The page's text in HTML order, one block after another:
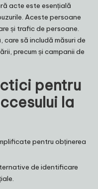
acte este esențială
Aceste persoane
și trafic de persoane.
să includă măsuri de
precum și campanii de
pentru
la
pentru obținerea
de identificare